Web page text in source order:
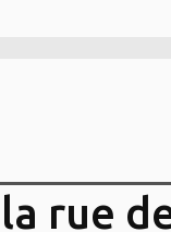
rue